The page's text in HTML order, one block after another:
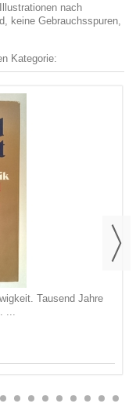
nach
keine Gebrauchsspuren,
Kategorie:
Tausend Jahre